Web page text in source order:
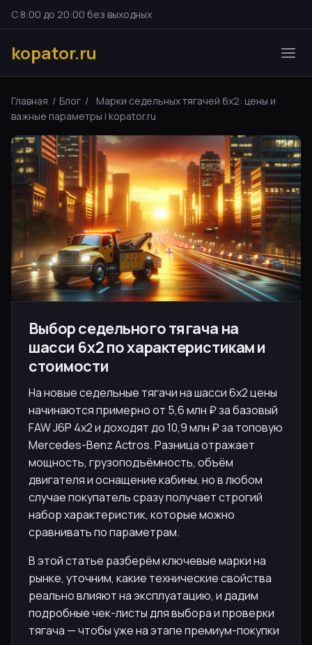
С 8:00 до 20:00 без выходных
kopator.ru
Главная / Блог /
Марки седельных тягачей 6х2: цены и
важные параметры | kopator.ru
Выбор седельного тягача на
шасси 6х2 по характеристикам и
стоимости
На новые седельные тягачи на шасси 6х2 цены
начинаются примерно от 5,6 млн ₽ за базовый
FAW J6P 4x2 и доходят до 10,9 млн ₽ за топовую
Mercedes-Benz Actros. Разница отражает
мощность, грузоподъёмность, объём
двигателя и оснащение кабины, но в любом
случае покупатель сразу получает строгий
набор характеристик, которые можно
сравнивать по параметрам.
В этой статье разберём ключевые марки на
рынке, уточним, какие технические свойства
реально влияют на эксплуатацию, и дадим
подробные чек-листы для выбора и проверки
тягача — чтобы уже на этапе премиум-покупки